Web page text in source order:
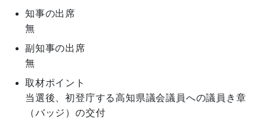
知事の出席
無
副知事の出席
無
取材ポイント
当選後、初登庁する高知県議会議員への議員き章
（バッジ）の交付